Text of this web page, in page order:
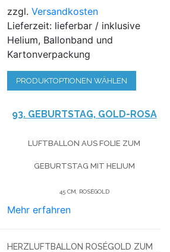
zzgl.Versandkosten
Lieferzeit: lieferbar / inklusive
Helium, Ballonband und
Kartonverpackung
PRODUKTOPTIONEN WÄHLEN
93. GEBURTSTAG, GOLD-ROSA
LUFTBALLON AUS FOLIE ZUM
GEBURTSTAG MIT HELIUM
45 CM, ROSÉGOLD
Mehr erfahren
HERZLUFTBALLON ROSÉGOLD ZUM